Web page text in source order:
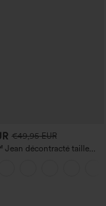
€49,95 EUR
Jean décontracté taille
droite, délavé, avec poches